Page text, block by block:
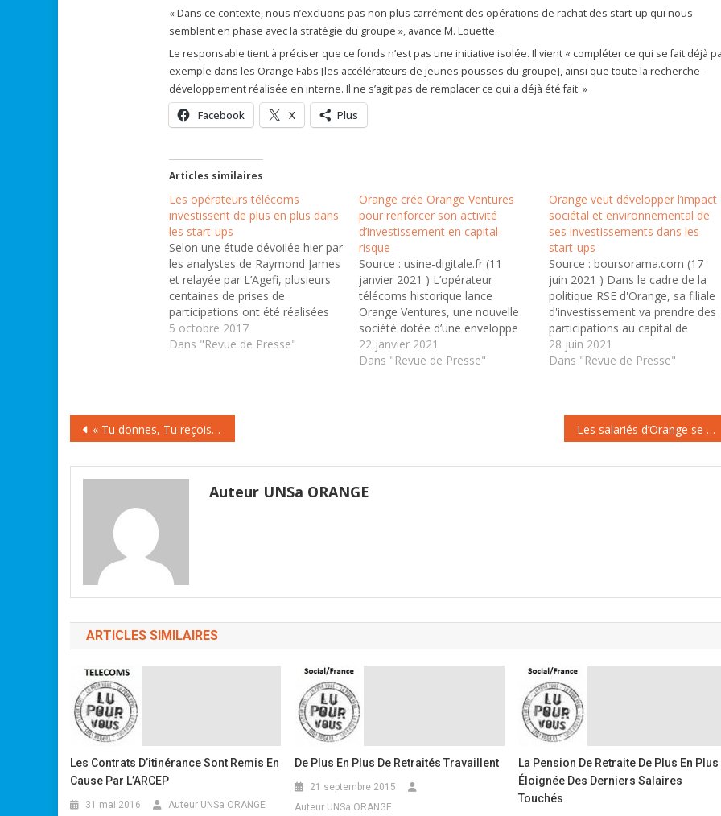
« Dans ce contexte, nous n’excluons pas non plus carrément des opérations de rachat des start-up qui nous
semblent en phase avec la stratégie du groupe », avance M. Louette.
Le responsable tient à préciser que ce fonds n’est pas une initiative isolée. Il vient « compléter ce qui se fait déjà
exemple dans les Orange Fabs [les accélérateurs de jeunes pousses du groupe], ainsi que toute la recherche-
développement réalisée en interne. Il ne s’agit pas de remplacer ce qui a déjà été fait. »
Facebook X Plus
Articles similaires
Les opérateurs télécoms
investissent de plus en plus dans
les start-ups
Selon une étude dévoilée hier par
les analystes de Raymond James
et relayée par L’Agefi, plusieurs
centaines de prises de
participations ont été réalisées
par les opérateurs télécoms eux-
mêmes ou par les structures
une…
5 octobre 2017
Dans "Revue de Presse"
Orange crée Orange Ventures
pour renforcer son activité
d’investissement en capital-
risque
Source : usine-digitale.fr (11
janvier 2021 ) L’opérateur
télécoms historique lance
Orange Ventures, une nouvelle
société dotée d’une enveloppe
de 350 millions d'euros. Elle va
reprendre les actifs du fonds
22 janvier 2021
Dans "Revue de Presse"
Orange veut développer l’impact
sociétal et environnemental de
ses investissements dans les
start-ups
Source : boursorama.com (17
juin 2021 ) Dans le cadre de la
politique RSE d'Orange, sa filiale
d'investissement va prendre des
participations au capital de
startups qui génèrent des
impacts positifs dans les
ambitionne de réduire son
empreinte climatique et
28 juin 2021
Dans "Revue de Presse"
Navigation
de
l’article
« Tu donnes, Tu reçois!» : la formule d’Orange RockCorps donne aux jeunes le goût de l’engagement, en musique et avec plaisir ! Les salariés d’Orange se disent majoritairement fiers de travailler pour leur entreprise
Auteur UNSa ORANGE
ARTICLES SIMILAIRES
Les Contrats D’itinérance Sont Remis En
Cause Par L’ARCEP
31 mai 2016 Auteur UNSa ORANGE
De Plus En Plus De Retraités Travaillent
21 septembre 2015
Auteur UNSa ORANGE
La Pension De Retraite De Plus En Plus
Éloignée Des Derniers Salaires
Touchés